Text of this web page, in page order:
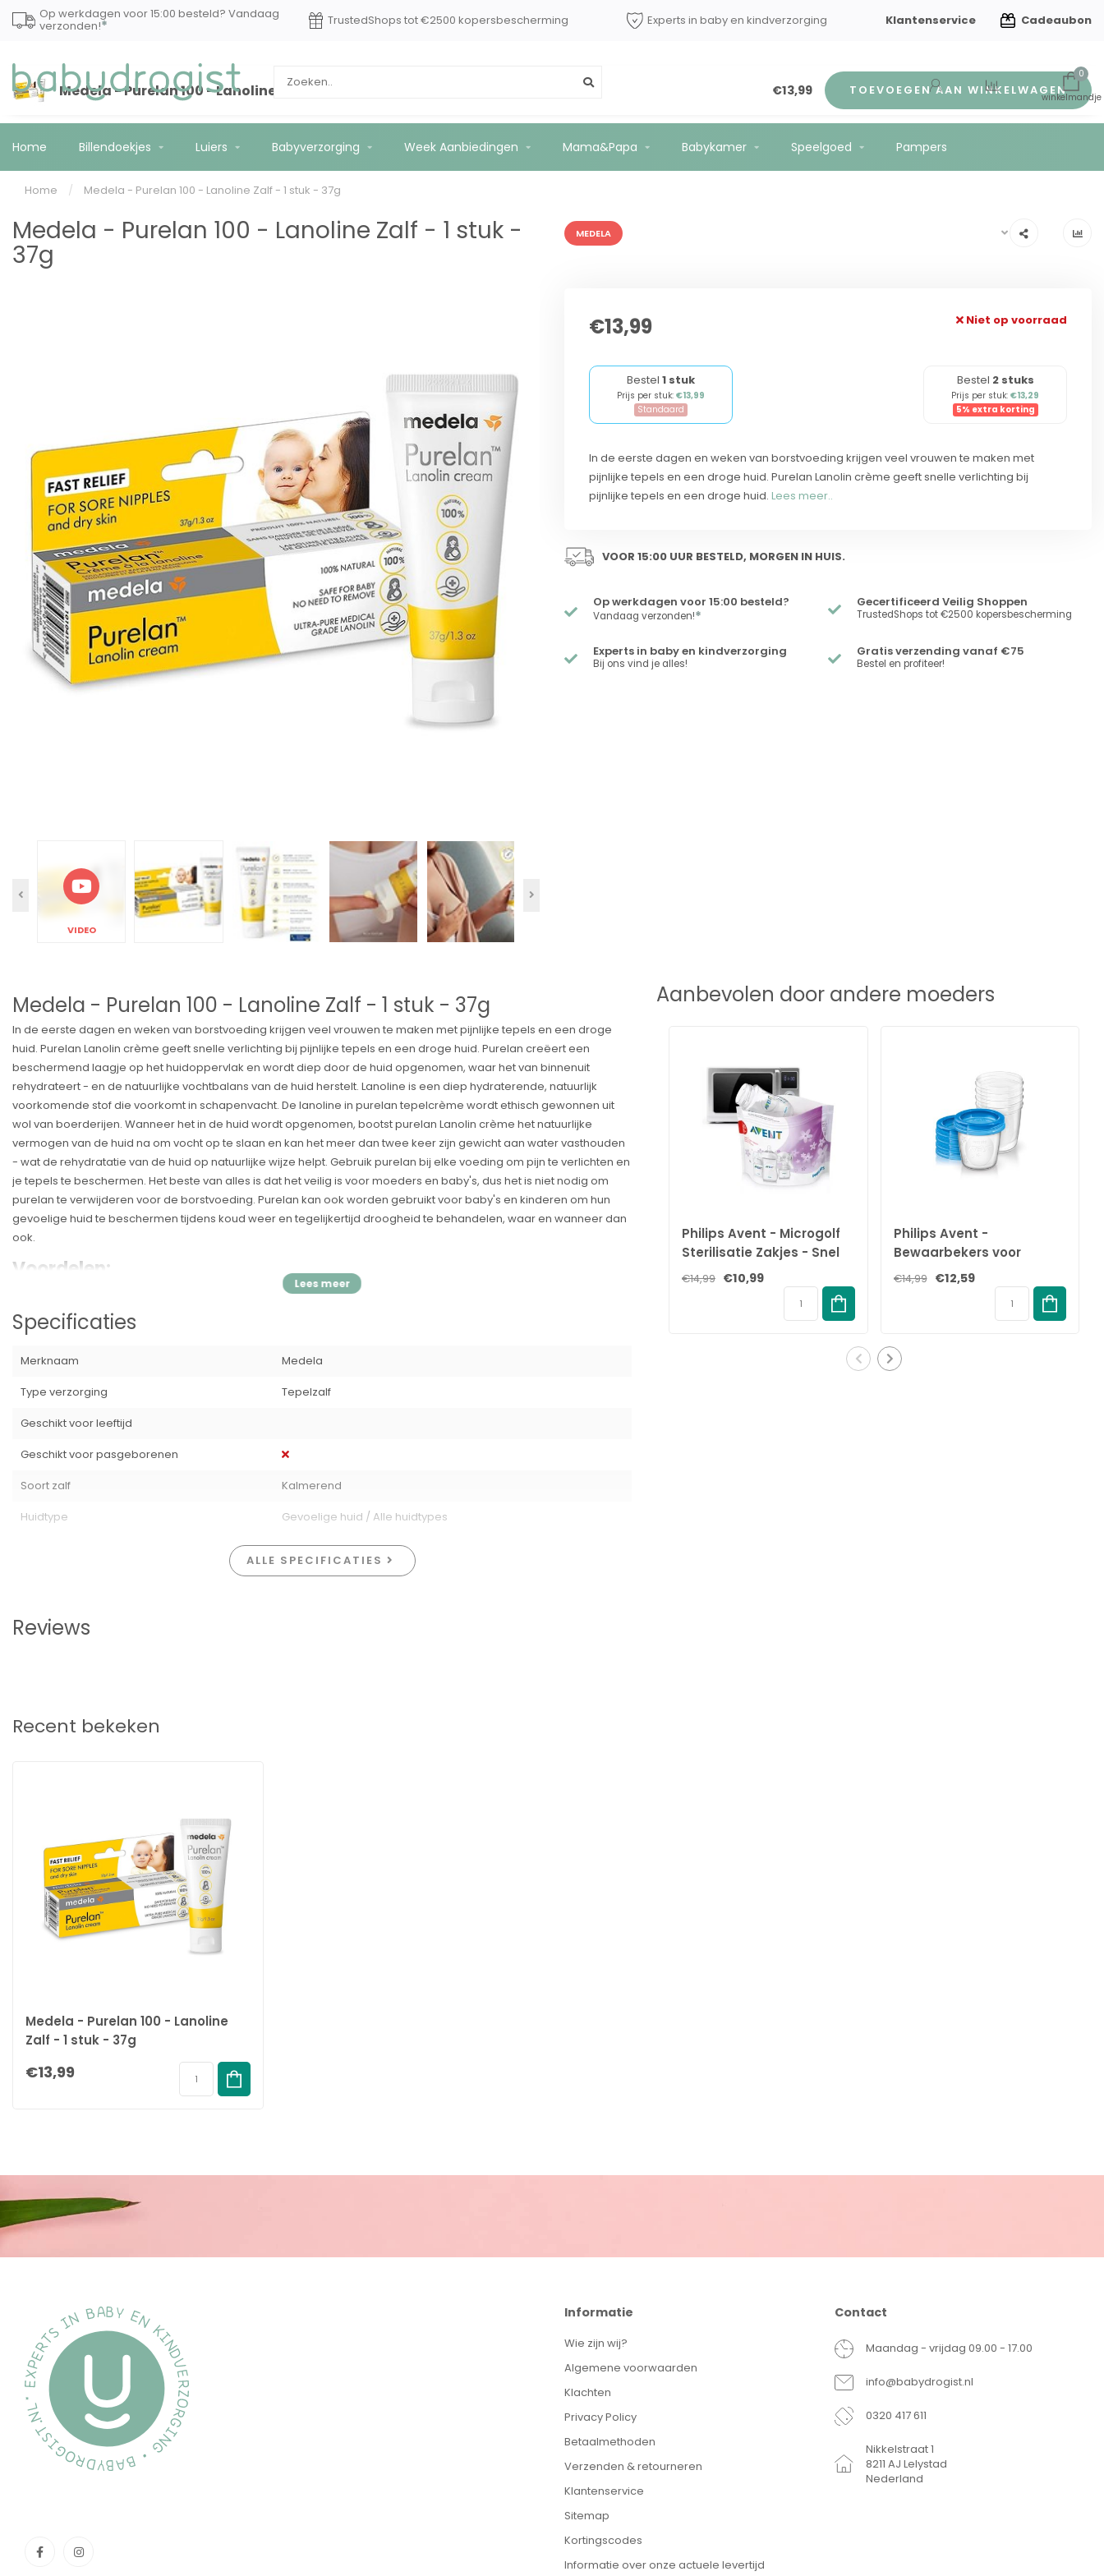
Op werkdagen voor 15:00 besteld? Vandaag
verzonden!* TrustedShops tot €2500 kopersbescherming Experts in baby en kindverzorging Gratis verzending vanaf €75
Klantenservice Cadeaubon
0
Home Billendoekjes Luiers Babyverzorging Week Aanbiedingen Mama&Papa Babykamer Speelgoed Pampers
Home / Medela - Purelan 100 - Lanoline Zalf - 1 stuk - 37g
Medela - Purelan 100 - Lanoline Zalf - 1 stuk - 37g €13,99 TOEVOEGEN AAN WINKELWAGEN
Medela - Purelan 100 - Lanoline Zalf - 1 stuk -
37g
MEDELA
VIDEO
€13,99 Niet op voorraad
Bestel 1 stuk
Prijs per stuk: €13,99
Standaard
Bestel 2 stuks
Prijs per stuk:€13,29
5% extra korting
In de eerste dagen en weken van borstvoeding krijgen veel vrouwen te maken met
pijnlijke tepels en een droge huid. Purelan Lanolin crème geeft snelle verlichting bij
pijnlijke tepels en een droge huid. Lees meer..
VOOR 15:00 UUR BESTELD, MORGEN IN HUIS.
Op werkdagen voor 15:00 besteld?
Vandaag verzonden!*
Gecertificeerd Veilig Shoppen
TrustedShops tot €2500 kopersbescherming
Experts in baby en kindverzorging
Bij ons vind je alles!
Gratis verzending vanaf €75
Bestel en profiteer!
Medela - Purelan 100 - Lanoline Zalf - 1 stuk - 37g
In de eerste dagen en weken van borstvoeding krijgen veel vrouwen te maken met pijnlijke tepels en een droge
huid. Purelan Lanolin crème geeft snelle verlichting bij pijnlijke tepels en een droge huid. Purelan creëert een
beschermend laagje op het huidoppervlak en wordt diep door de huid opgenomen, waar het van binnenuit
rehydrateert - en de natuurlijke vochtbalans van de huid herstelt. Lanoline is een diep hydraterende, natuurlijk
voorkomende stof die voorkomt in schapenvacht. De lanoline in purelan tepelcrème wordt ethisch gewonnen uit
wol van boerderijen. Wanneer het in de huid wordt opgenomen, bootst purelan Lanolin crème het natuurlijke
vermogen van de huid na om vocht op te slaan en kan het meer dan twee keer zijn gewicht aan water vasthouden
- wat de rehydratatie van de huid op natuurlijke wijze helpt. Gebruik purelan bij elke voeding om pijn te verlichten en
je tepels te beschermen. Het beste van alles is dat het veilig is voor moeders en baby's, dus het is niet nodig om
purelan te verwijderen voor de borstvoeding. Purelan kan ook worden gebruikt voor baby's en kinderen om hun
gevoelige huid te beschermen tijdens koud weer en tegelijkertijd droogheid te behandelen, waar en wanneer dan
ook.
Voordelen:
✓ Eén enkel ingrediënt - geen additieven, conserveringsmiddelen of geurstoffen toegevoegd.
✓ Zacht en glad om aan te brengen.
✓ Snelle en effectieve verlichting van pijnlijke tepels.
✓ Ultrazuivere lanoline van medische kwaliteit, getest volgens de hoogste veiligheidsnormen.
✓ Dermatologisch getest, hypoallergeen en veilig voor de gevoelige huid.
Specificatie's:
Merk:Medela
Soort:Zalf
EAN:7612367073073
Specificaties
Merknaam
Medela
Type verzorging
Tepelzalf
Geschikt voor leeftijd
Geschikt voor pasgeborenen
Soort zalf
Kalmerend
Huidtype
Gevoelige huid / Alle huidtypes
ALLE SPECIFICATIES
Reviews
Aanbevolen door andere moeders
Philips Avent - Microgolf
Sterilisatie Zakjes - Snel
Steriliseren - 5 stuks
€14,99 €10,99
Philips Avent -
Bewaarbekers voor
moedermelk - 180ml - 5
€14,99 €12,59
Recent bekeken
Medela - Purelan 100 - Lanoline
Zalf - 1 stuk - 37g
€13,99
Informatie
Wie zijn wij?
Algemene voorwaarden
Klachten
Privacy Policy
Betaalmethoden
Verzenden & retourneren
Klantenservice
Sitemap
Kortingscodes
Informatie over onze actuele levertijd
Contact
Maandag - vrijdag 09.00 - 17.00
info@babydrogist.nl
0320 417 611
Nikkelstraat 1
8211 AJ Lelystad
Nederland